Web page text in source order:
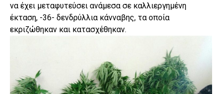
να έχει μεταφυτεύσει ανάμεσα σε καλλιεργημένη
έκταση, -36- δενδρύλλια κάνναβης, τα οποία
εκριζώθηκαν και κατασχέθηκαν.